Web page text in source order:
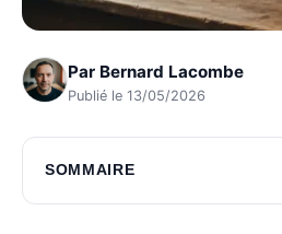
Par Bernard Lacombe
Publié le 13/05/2026
SOMMAIRE
La magie des bibliothèques